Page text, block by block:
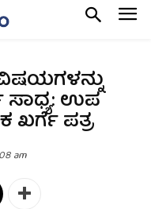
ಸಾಧ್ಯ: ಉಪ
ಖರ್ಗೆ ಪತ್ರ
am